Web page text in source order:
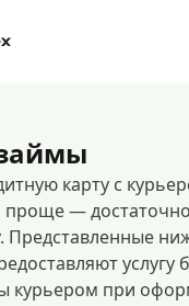
карту с
проще —
Представленные
услугу
курьером при